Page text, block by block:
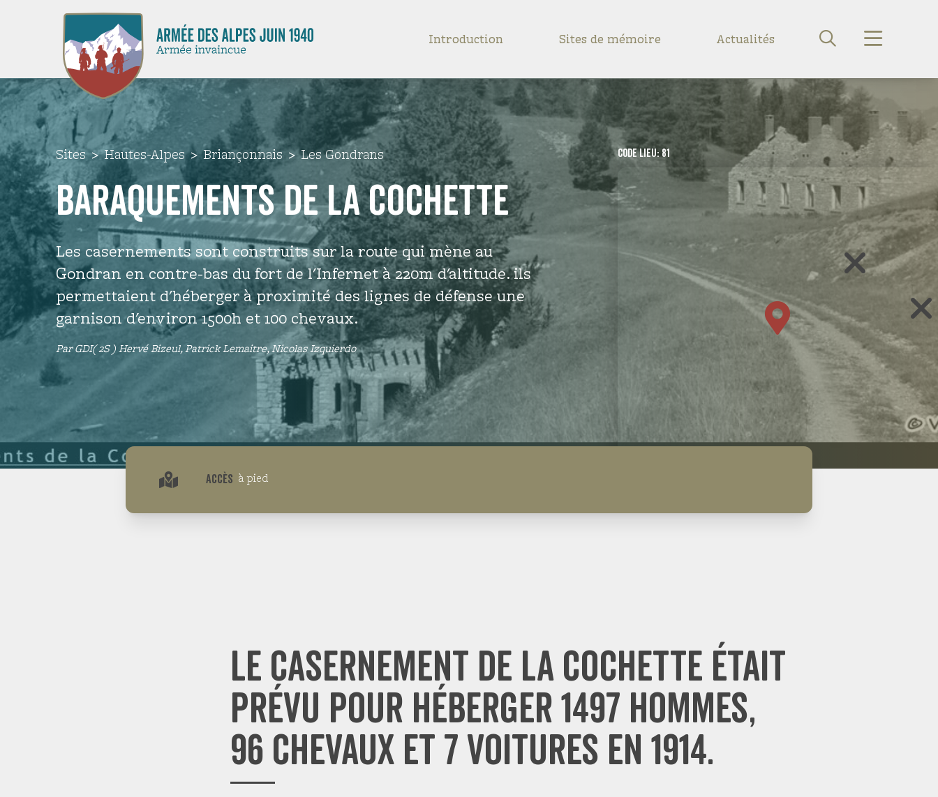
Introduction Sites de mémoire Actualités
Alpes-Maritimes
Avant Pays Savoyard
Basse vallée de l'Isère ( Drôme )
Haut-Rhône ( Ain et Haute Savoie )
Hautes-Alpes
Maurienne
Pays du Voironnais
( Savoie )
( Alpes de Haute Provence )
Histoire
Protagonistes
Matériels
Légendes et glossaire
Découvrir
La Fédération des Soldats de Montagne
Contributeurs, historiens et bibliographie.
Partenaires
Langue : / it / en
Introduction
Sites de mémoire
Actualités
Contact
Sites > Hautes-Alpes > Briançonnais > Les Gondrans
Baraquements de la Cochette
Les casernements sont construits sur la route qui mène au
Gondran en contre-bas du fort de l'Infernet à 220m d'altitude. ils
permettaient d'héberger à proximité des lignes de défense une
garnison d'environ 1500h et 100 chevaux.
ParGDI( 2S ) Hervé Bizeul, Patrick Lemaitre, Nicolas Izquierdo
Code lieu: 81
ACCÈS à pied
Le casernement de la Cochette était
prévu pour héberger 1497 hommes,
96 chevaux et 7 voitures en 1914.